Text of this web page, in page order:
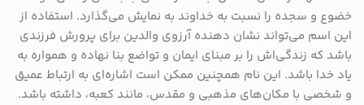
خضوع و سجده را نسبت به خداوند به نمایش می‌گذارد. استفاده از
این اسم می‌تواند نشان دهنده آرزوی والدین برای پرورش فرزندی
باشد که زندگی‌اش را بر مبنای ایمان و تواضع بنا نهاده و همواره به
یاد خدا باشد. این نام همچنین ممکن است اشاره‌ای به ارتباط عمیق
و شخصی با مکان‌های مذهبی و مقدس، مانند کعبه، داشته باشد.